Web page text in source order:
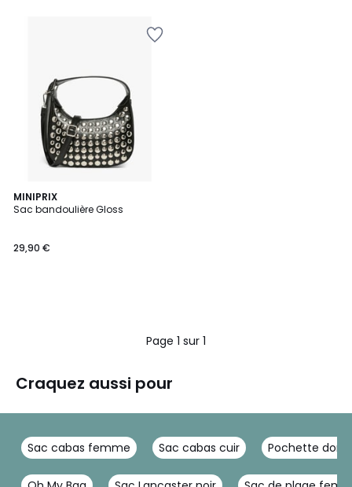
MINIPRIX
Sac bandoulière Gloss
29,90 €
Page 1 sur 1
Craquez aussi pour
Sac cabas femme Sac cabas cuir Pochette